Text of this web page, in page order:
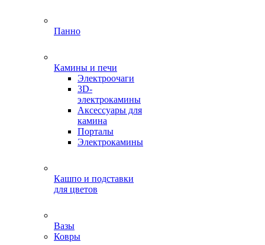
Панно
Камины и печи
Электроочаги
3D-
электрокамины
Аксессуары для
камина
Порталы
Электрокамины
Кашпо и подставки
для цветов
Вазы
Ковры